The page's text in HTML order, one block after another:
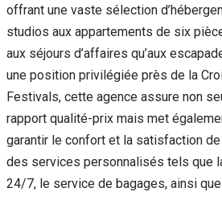
offrant une vaste sélection
studios aux appartements de six
aux séjours d’affaires qu’aux
une position privilégiée près de la
Festivals, cette agence assure non
rapport qualité-prix mais met
garantir le confort et la satisfaction
des services personnalisés tels que
24/7, le service de bagages, ainsi